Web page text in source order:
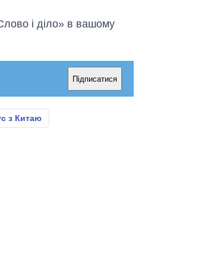
і діло» в вашому
Підписатися
з Китаю